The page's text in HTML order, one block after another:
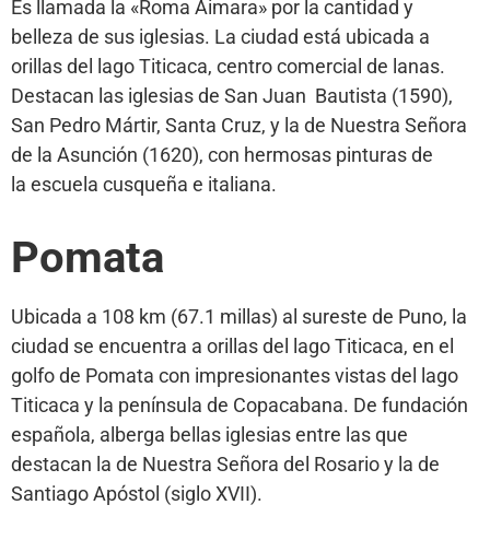
Es llamada la «Roma Aimara» por la cantidad y
belleza de sus iglesias. La ciudad está ubicada a
orillas del lago Titicaca, centro comercial de lanas.
Destacan las iglesias de San Juan Bautista (1590),
San Pedro Mártir, Santa Cruz, y la de Nuestra Señora
de la Asunción (1620), con hermosas pinturas de
la escuela cusqueña e italiana.
Pomata
Ubicada a 108 km (67.1 millas) al sureste de Puno, la
ciudad se encuentra a orillas del lago Titicaca, en el
golfo de Pomata con impresionantes vistas del lago
Titicaca y la península de Copacabana. De fundación
española, alberga bellas iglesias entre las que
destacan la de Nuestra Señora del Rosario y la de
Santiago Apóstol (siglo XVII).